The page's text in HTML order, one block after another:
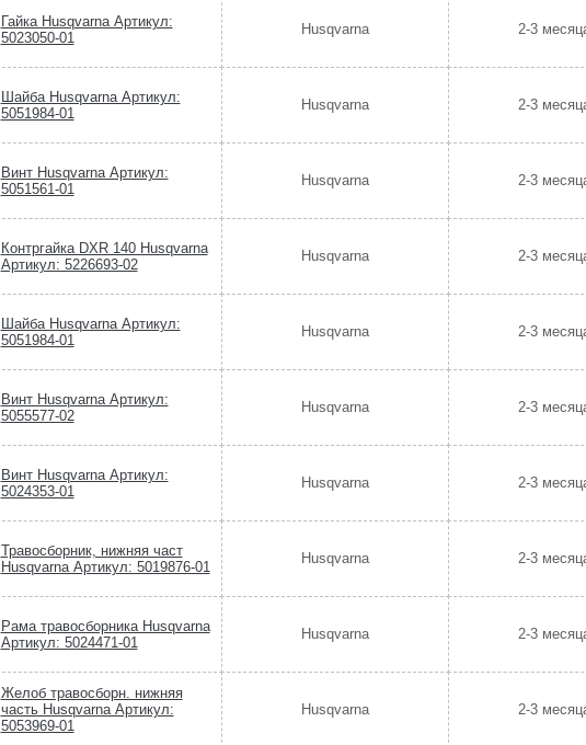
Гайка Husqvarna Артикул:
5023050-01
Husqvarna 2-3
Шайба Husqvarna Артикул:
5051984-01
Husqvarna 2-3
Винт Husqvarna Артикул:
5051561-01
Husqvarna 2-3
Контргайка DXR 140 Husqvarna
Артикул: 5226693-02
Husqvarna 2-3
Шайба Husqvarna Артикул:
5051984-01
Husqvarna 2-3
Винт Husqvarna Артикул:
5055577-02
Husqvarna 2-3
Винт Husqvarna Артикул:
5024353-01
Husqvarna 2-3
Травосборник, нижняя част
Husqvarna Артикул: 5019876-01
Husqvarna 2-3
Рама травосборника Husqvarna
Артикул: 5024471-01
Husqvarna 2-3
Желоб травосборн. нижняя
часть Husqvarna Артикул:
5053969-01
Husqvarna 2-3